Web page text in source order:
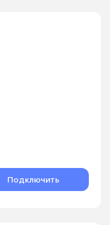
Подключить